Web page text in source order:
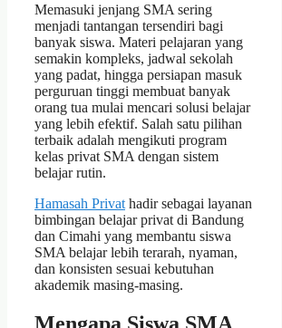
Memasuki jenjang SMA sering
menjadi tantangan tersendiri bagi
banyak siswa. Materi pelajaran yang
semakin kompleks, jadwal sekolah
yang padat, hingga persiapan masuk
perguruan tinggi membuat banyak
orang tua mulai mencari solusi belajar
yang lebih efektif. Salah satu pilihan
terbaik adalah mengikuti program
kelas privat SMA dengan sistem
belajar rutin.
Hamasah Privat hadir sebagai layanan
bimbingan belajar privat di Bandung
dan Cimahi yang membantu siswa
SMA belajar lebih terarah, nyaman,
dan konsisten sesuai kebutuhan
akademik masing-masing.